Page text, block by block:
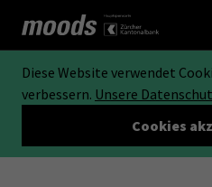
Diese Website verwendet
verbessern. Unsere
Cookies